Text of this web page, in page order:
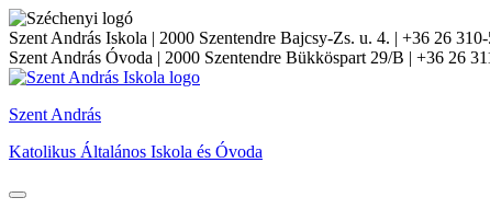
Szent András Iskola | 2000 Szentendre Bajcsy-Zs. u. 4. | +36 26
Szent András Óvoda | 2000 Szentendre Bükköspart 29/B | +36 26
Szent András
Katolikus Általános Iskola és Óvoda